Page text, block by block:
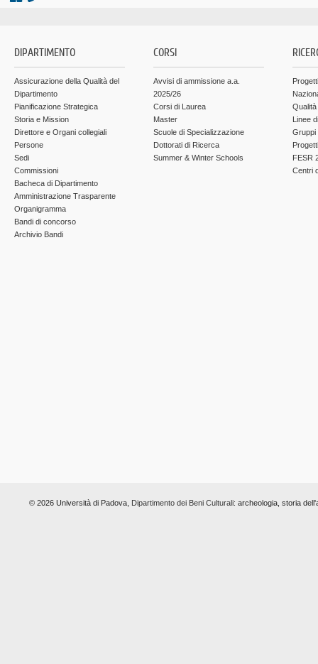
DIPARTIMENTO
Assicurazione della Qualità del
Dipartimento
Pianificazione Strategica
Storia e Mission
Direttore e Organi collegiali
Persone
Sedi
Commissioni
Bacheca di Dipartimento
Amministrazione Trasparente
Organigramma
Bandi di concorso
Archivio Bandi
CORSI
Avvisi di ammissione a.a.
2025/26
Corsi di Laurea
Master
Scuole di Specializzazione
Dottorati di Ricerca
Summer & Winter Schools
Linee
Gruppi
FESR
Centri
© 2026 Università di Padova, Dipartimento dei Beni Culturali: archeologia, storia